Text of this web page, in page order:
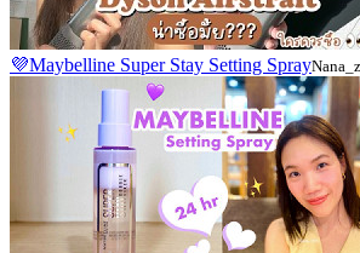
💜Maybelline Super Stay Setting Spray